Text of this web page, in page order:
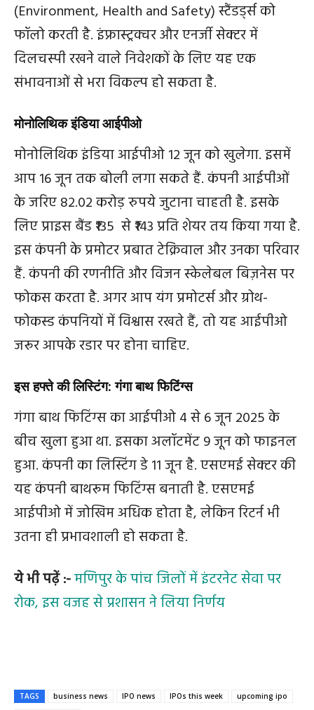
(Environment, Health and Safety) स्टैंडर्ड्स को
फॉलो करती है. इंफ्रास्ट्रक्चर और एनर्जी सेक्टर में
दिलचस्‍पी रखने वाले निवेशकों के लिए यह एक
संभावनाओं से भरा विकल्‍प हो सकता है.
मोनोलिथिक इंडिया आईपीओ
मोनोलिथिक इंडिया आईपीओ 12 जून को खुलेगा. इसमें
आप 16 जून तक बोली लगा सकते हैं. कंपनी आईपीओं
के जरिए 82.02 करोड़ रुपये जुटाना चाहती है. इसके
लिए प्राइस बैंड ₹135 से ₹143 प्रति शेयर तय किया गया है.
इस कंपनी के प्रमोटर प्रबात टेक्रिवाल और उनका परिवार
हैं. कंपनी की रणनीति और विजन स्केलेबल बिज़नेस पर
फोकस करता है. अगर आप यंग प्रमोटर्स और ग्रोथ-
फोकस्ड कंपनियों में विश्वास रखते हैं, तो यह आईपीओ
जरूर आपके रडार पर होना चाहिए.
इस हफ्ते की लिस्टिंग: गंगा बाथ फिटिंग्‍स
गंगा बाथ फिटिंग्‍स का आईपीओ 4 से 6 जून 2025 के
बीच खुला हुआ था. इसका अलॉटमेंट 9 जून को फाइनल
हुआ. कंपनी का लिस्टिंग डे 11 जून है. एसएमई सेक्टर की
यह कंपनी बाथरूम फिटिंग्स बनाती है. एसएमई
आईपीओ में जोखिम अधिक होता है, लेकिन रिटर्न भी
उतना ही प्रभावशाली हो सकता है.
ये भी पढ़ें :-मणिपुर के पांच जिलों में इंटरनेट सेवा पर
रोक, इस वजह से प्रशासन ने लिया निर्णय
TAGS business news IPO news IPOs this week upcoming ipo